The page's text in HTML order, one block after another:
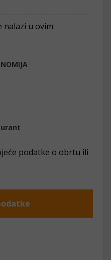
nalazi u ovim
podatke o obrtu ili